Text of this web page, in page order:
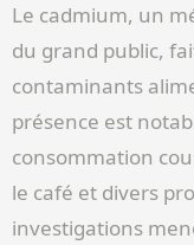
Le cadmium, un
du grand public,
contaminants
présence est
consommation
le café et divers
investigations